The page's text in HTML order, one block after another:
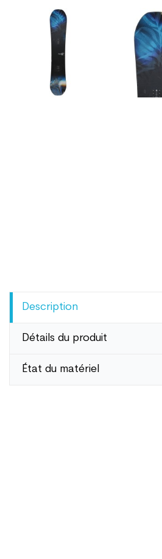
Description
Détails du produit
État du matériel